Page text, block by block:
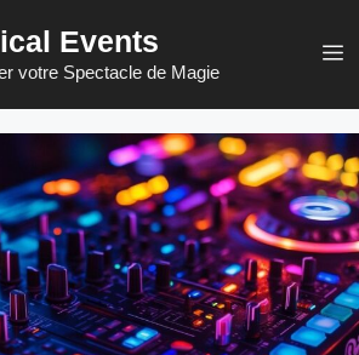
Events
votre Spectacle de Magie